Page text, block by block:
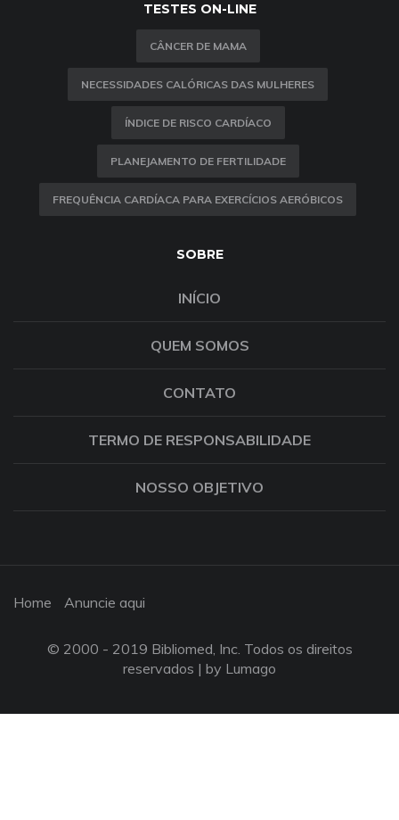
TESTES ON-LINE
CÂNCER DE MAMA
NECESSIDADES CALÓRICAS DAS MULHERES
ÍNDICE DE RISCO CARDÍACO
PLANEJAMENTO DE FERTILIDADE
FREQUÊNCIA CARDÍACA PARA EXERCÍCIOS AERÓBICOS
SOBRE
INÍCIO
QUEM SOMOS
CONTATO
TERMO DE RESPONSABILIDADE
NOSSO OBJETIVO
Home Anuncie aqui
© 2000 - 2019 Bibliomed, Inc. Todos os direitos
reservados | by Lumago